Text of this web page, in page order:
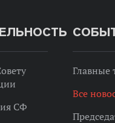
СФ
Главные
Все